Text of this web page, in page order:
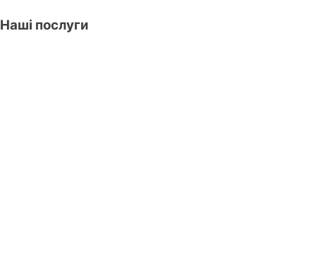
Наші послуги